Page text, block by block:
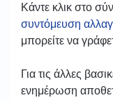
Κάντε κλικ στο
συντόμευση
μπορείτε να
Για τις άλλες
ενημέρωση